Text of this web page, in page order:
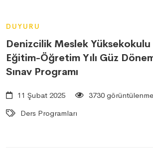
DUYURU
Denizcilik Meslek
Eğitim-Öğretim Yılı Güz
Sınav Programı
11 Şubat 2025
3730 görüntülenme
Ders Programları